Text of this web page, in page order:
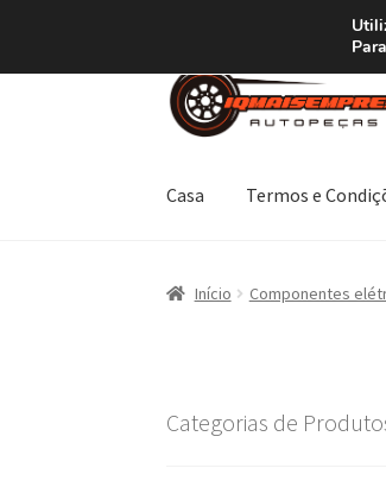
Ir
para
Saltar
para
Casa Termos e
Início Componentes
Categorias de